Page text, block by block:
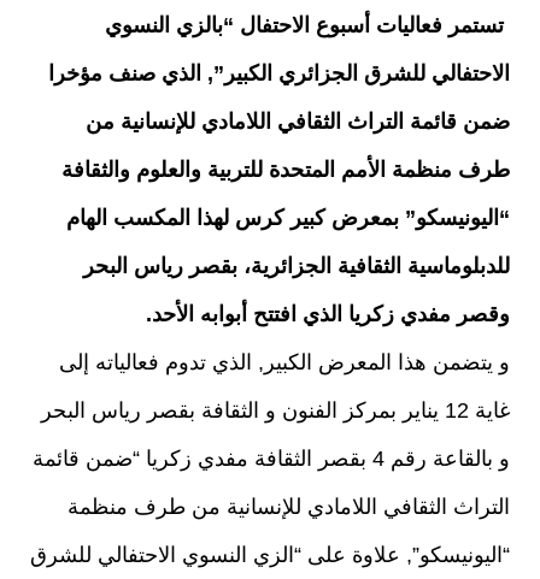
تستمر فعاليات أسبوع الاحتفال “بالزي النسوي
الاحتفالي للشرق الجزائري الكبير”, الذي صنف مؤخرا
ضمن قائمة التراث الثقافي اللامادي للإنسانية من
طرف منظمة الأمم المتحدة للتربية والعلوم والثقافة
“اليونيسكو” بمعرض كبير كرس لهذا المكسب الهام
للدبلوماسية الثقافية الجزائرية، بقصر رياس البحر
وقصر مفدي زكريا الذي افتتح أبوابه الأحد.
و يتضمن هذا المعرض الكبير, الذي تدوم فعالياته إلى
غاية 12 يناير بمركز الفنون و الثقافة بقصر رياس البحر
و بالقاعة رقم 4 بقصر الثقافة مفدي زكريا “ضمن قائمة
التراث الثقافي اللامادي للإنسانية من طرف منظمة
“اليونيسكو”, علاوة على “الزي النسوي الاحتفالي للشرق